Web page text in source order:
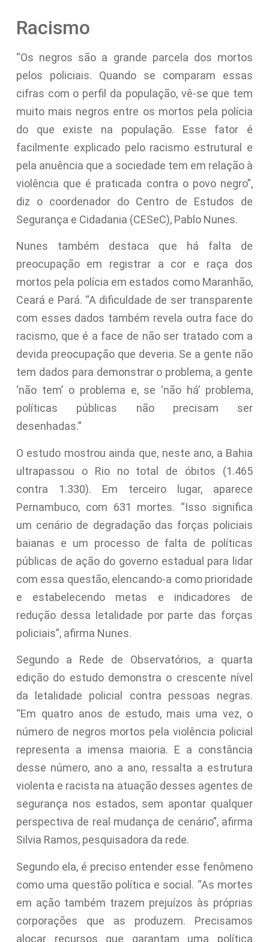
Racismo
“Os negros são a grande parcela dos mortos
pelos policiais. Quando se comparam essas
cifras com o perfil da população, vê-se que tem
muito mais negros entre os mortos pela polícia
do que existe na população. Esse fator é
facilmente explicado pelo racismo estrutural e
pela anuência que a sociedade tem em relação à
violência que é praticada contra o povo negro”,
diz o coordenador do Centro de Estudos de
Segurança e Cidadania (CESeC), Pablo Nunes.
Nunes também destaca que há falta de
preocupação em registrar a cor e raça dos
mortos pela polícia em estados como Maranhão,
Ceará e Pará. “A dificuldade de ser transparente
com esses dados também revela outra face do
racismo, que é a face de não ser tratado com a
devida preocupação que deveria. Se a gente não
tem dados para demonstrar o problema, a gente
‘não tem’ o problema e, se ‘não há’ problema,
políticas públicas não precisam ser
desenhadas.”
O estudo mostrou ainda que, neste ano, a Bahia
ultrapassou o Rio no total de óbitos (1.465
contra 1.330). Em terceiro lugar, aparece
Pernambuco, com 631 mortes. “Isso significa
um cenário de degradação das forças policiais
baianas e um processo de falta de políticas
públicas de ação do governo estadual para lidar
com essa questão, elencando-a como prioridade
e estabelecendo metas e indicadores de
redução dessa letalidade por parte das forças
policiais”, afirma Nunes.
Segundo a Rede de Observatórios, a quarta
edição do estudo demonstra o crescente nível
da letalidade policial contra pessoas negras.
“Em quatro anos de estudo, mais uma vez, o
número de negros mortos pela violência policial
representa a imensa maioria. E a constância
desse número, ano a ano, ressalta a estrutura
violenta e racista na atuação desses agentes de
segurança nos estados, sem apontar qualquer
perspectiva de real mudança de cenário”, afirma
Silvia Ramos, pesquisadora da rede.
Segundo ela, é preciso entender esse fenômeno
como uma questão política e social. “As mortes
em ação também trazem prejuízos às próprias
corporações que as produzem. Precisamos
alocar recursos que garantam uma política